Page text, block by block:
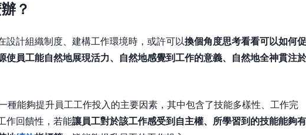
？
設計組織制度、建構工作環境時，或許可以換個角度思考看看可以如何促
使員工能自然地展現活力、自然地感覺到工作的意義、自然地全神貫注於
種能夠提升員工工作投入的主要因素，其中包含了技能多樣性、工作完
作回饋性，若能讓員工對於該工作感受到自主權、所學習到的技能能夠有